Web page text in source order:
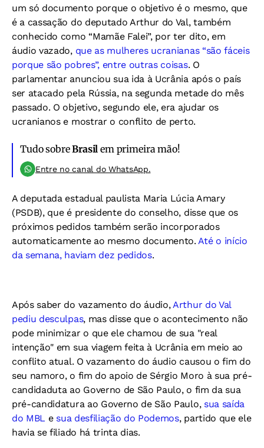
um só documento porque o objetivo é o mesmo, que
é a cassação do deputado Arthur do Val, também
conhecido como “Mamãe Falei”, por ter dito, em
áudio vazado, que as mulheres ucranianas “são fáceis
porque são pobres”, entre outras coisas. O
parlamentar anunciou sua ida à Ucrânia após o país
ser atacado pela Rússia, na segunda metade do mês
passado. O objetivo, segundo ele, era ajudar os
ucranianos e mostrar o conflito de perto.
Tudo sobreBrasil em primeira mão!
Entre no canal do WhatsApp.
A deputada estadual paulista Maria Lúcia Amary
(PSDB), que é presidente do conselho, disse que os
próximos pedidos também serão incorporados
automaticamente ao mesmo documento. Até o início
da semana, haviam dez pedidos.
Após saber do vazamento do áudio, Arthur do Val
pediu desculpas, mas disse que o acontecimento não
pode minimizar o que ele chamou de sua "real
intenção" em sua viagem feita à Ucrânia em meio ao
conflito atual. O vazamento do áudio causou o fim do
seu namoro, o fim do apoio de Sérgio Moro à sua pré-
candidaduta ao Governo de São Paulo, o fim da sua
pré-candidatura ao Governo de São Paulo, sua saída
do MBL e sua desfiliação do Podemos, partido que ele
havia se filiado há trinta dias.